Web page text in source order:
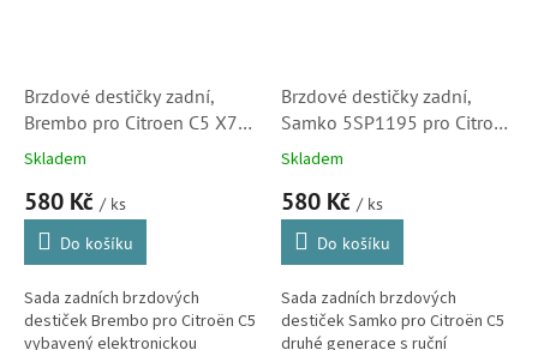
Brzdové destičky zadní,
Brembo pro Citroen C5 X7
(425405)
Skladem
580 Kč / ks
Do košíku
Sada zadních brzdových
destiček Brembo pro Citroën C5
vybavený elektronickou
Brzdové destičky zadní,
Samko 5SP1195 pro Citroen
C5 (X7, 425404, 425421,
Skladem
580 Kč / ks
Do košíku
Sada zadních brzdových
destiček Samko pro Citroën C5
druhé generace s ruční